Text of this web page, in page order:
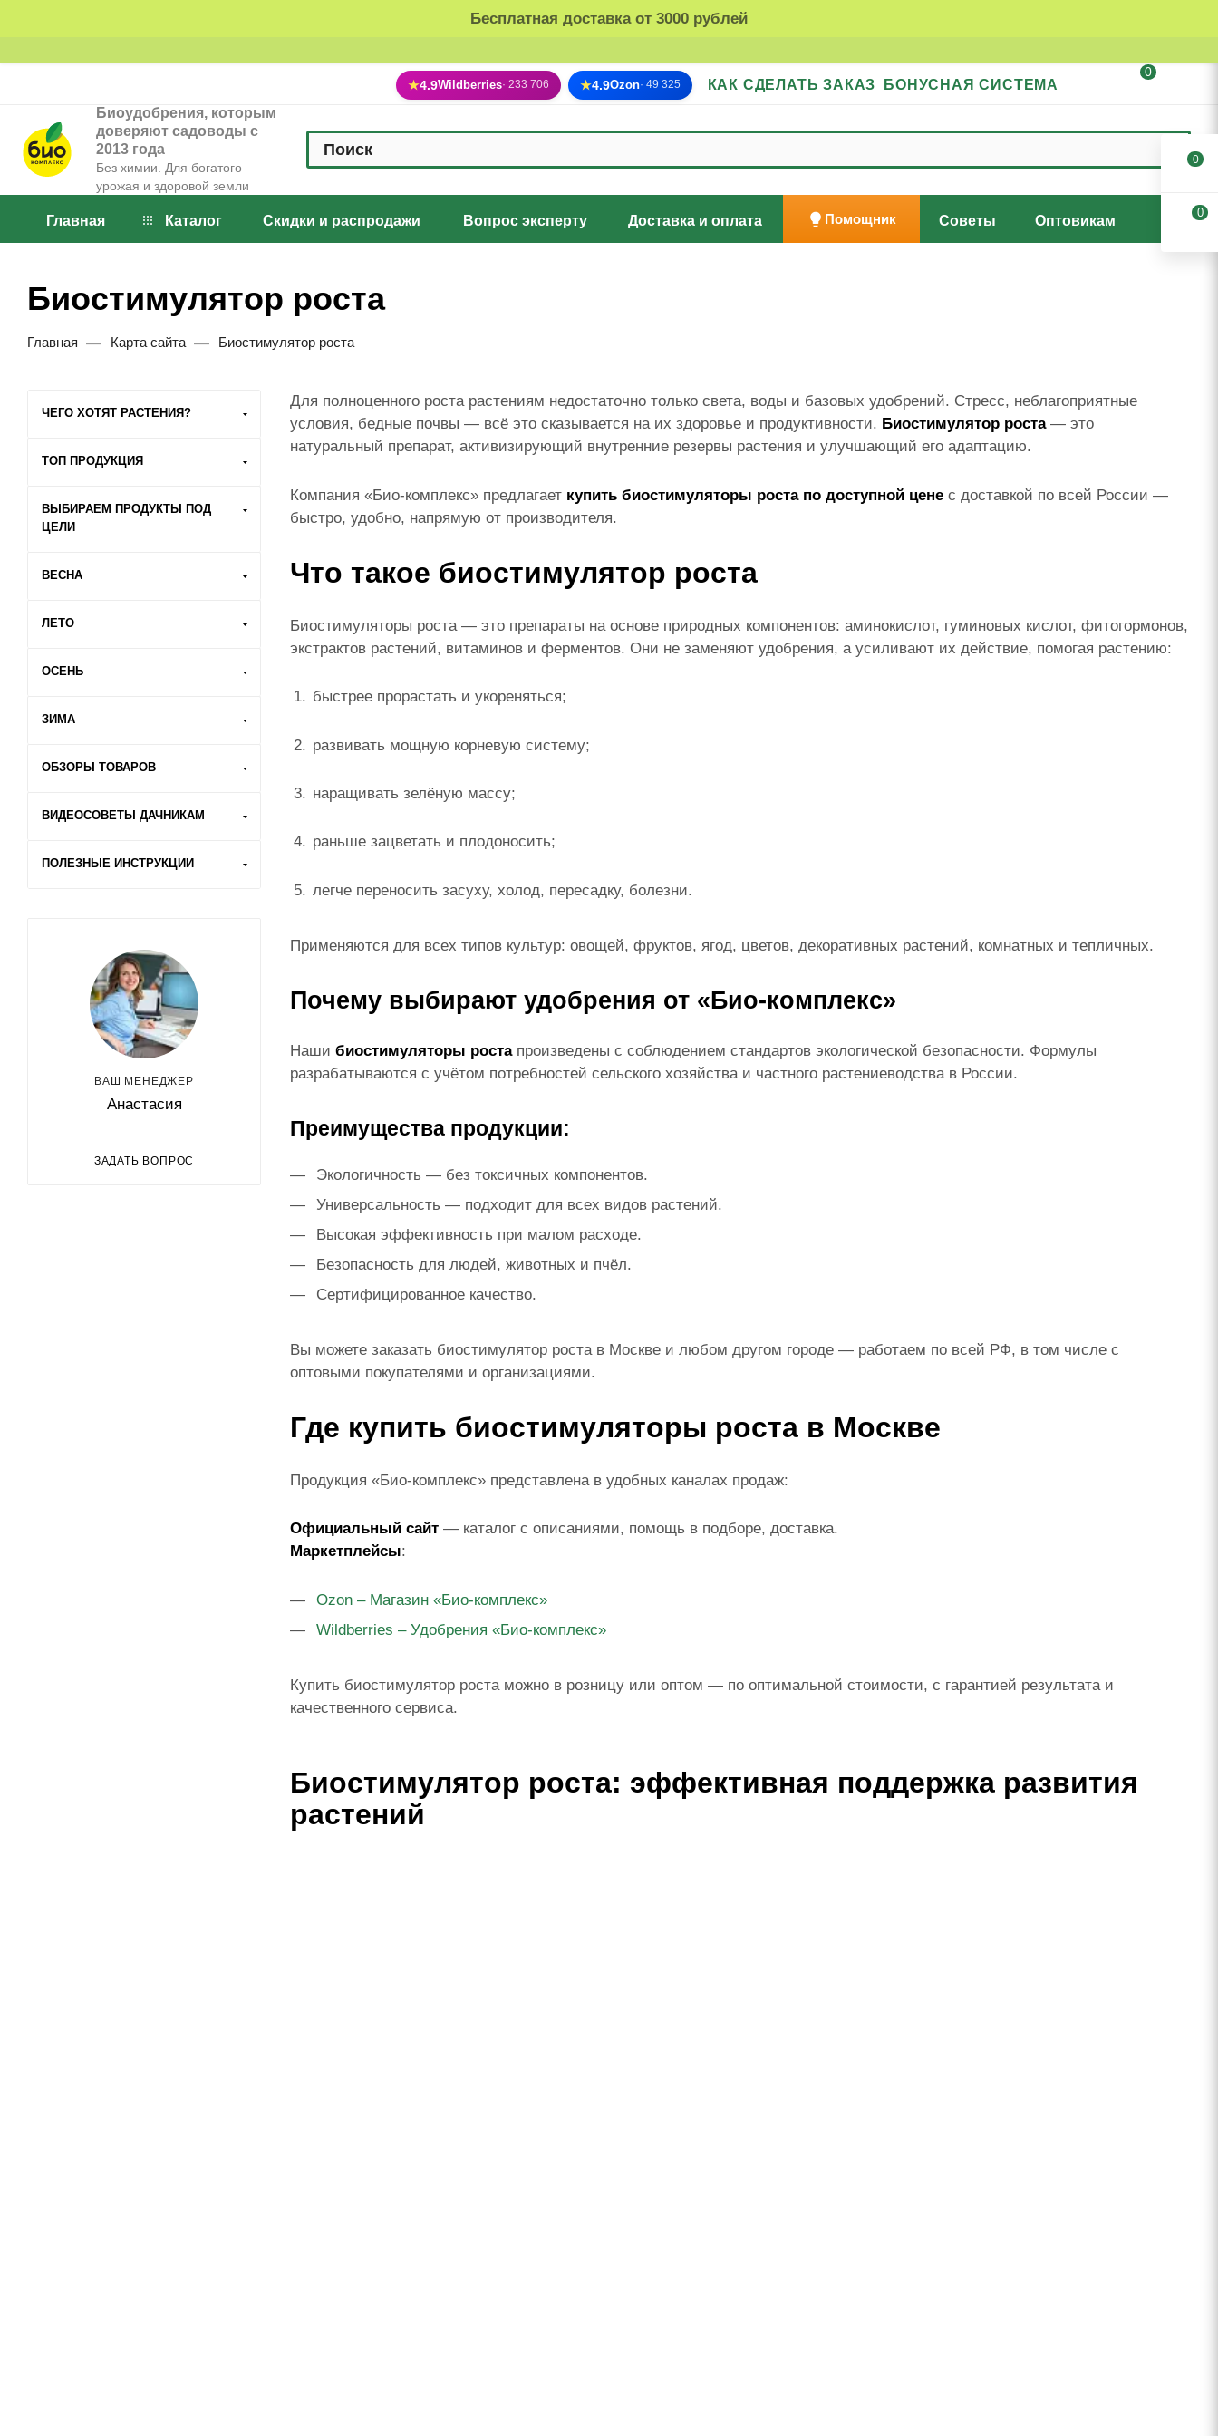
Бесплатная доставка от 3000 рублей
★4.9Wildberries· 233 706 ★4.9Ozon· 49 325 КАК СДЕЛАТЬ ЗАКАЗ БОНУСНАЯ СИСТЕМА
0
Биоудобрения, которым
доверяют садоводы с
2013 года
Без химии. Для богатого
урожая и здоровой земли
Главная Каталог Скидки и распродажи Вопрос эксперту Доставка и оплата Помощник Советы Оптовикам
Биостимулятор роста
Главная — Карта сайта — Биостимулятор роста
Для полноценного роста растениям недостаточно только света, воды и базовых удобрений. Стресс, неблагоприятные
условия, бедные почвы — всё это сказывается на их здоровье и продуктивности. Биостимулятор роста— это
натуральный препарат, активизирующий внутренние резервы растения и улучшающий его адаптацию.
Компания «Био-комплекс» предлагает купить биостимуляторы ростапо доступной цене с доставкой по всей России —
быстро, удобно, напрямую от производителя.
Что такое биостимулятор роста
Биостимуляторы роста — это препараты на основе природных компонентов: аминокислот, гуминовых кислот, фитогормонов,
экстрактов растений, витаминов и ферментов. Они не заменяют удобрения, а усиливают их действие, помогая растению:
быстрее прорастать и укореняться;
развивать мощную корневую систему;
наращивать зелёную массу;
раньше зацветать и плодоносить;
легче переносить засуху, холод, пересадку, болезни.
Применяются для всех типов культур: овощей, фруктов, ягод, цветов, декоративных растений, комнатных и тепличных.
Почему выбирают удобрения от «Био-комплекс»
Наши биостимуляторы ростапроизведены с соблюдением стандартов экологической безопасности. Формулы
разрабатываются с учётом потребностей сельского хозяйства и частного растениеводства в России.
Преимущества продукции:
Экологичность — без токсичных компонентов.
Универсальность — подходит для всех видов растений.
Высокая эффективность при малом расходе.
Безопасность для людей, животных и пчёл.
Сертифицированное качество.
Вы можете заказать биостимулятор роста в Москве и любом другом городе — работаем по всей РФ, в том числе с
оптовыми покупателями и организациями.
Где купить биостимуляторы роста в Москве
Продукция «Био-комплекс» представлена в удобных каналах продаж:
Официальный сайт — каталог с описаниями, помощь в подборе, доставка.
Маркетплейсы:
Ozon – Магазин «Био-комплекс»
Wildberries – Удобрения «Био-комплекс»
Купить биостимулятор роста можно в розницу или оптом — по оптимальной стоимости, с гарантией результата и
качественного сервиса.
Биостимулятор роста: эффективная поддержка развития
растений
ЧЕГО ХОТЯТ РАСТЕНИЯ?
ТОП ПРОДУКЦИЯ
ВЫБИРАЕМ ПРОДУКТЫ ПОД
ЦЕЛИ
ВЕСНА
ЛЕТО
ОСЕНЬ
ЗИМА
ОБЗОРЫ ТОВАРОВ
ВИДЕОСОВЕТЫ ДАЧНИКАМ
ПОЛЕЗНЫЕ ИНСТРУКЦИИ
ВАШ МЕНЕДЖЕР
Анастасия
ЗАДАТЬ ВОПРОС
0
0